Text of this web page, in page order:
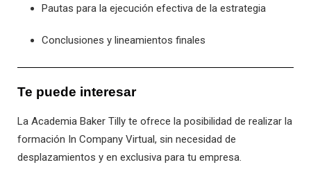
Pautas para la ejecución efectiva de la estrategia
Conclusiones y lineamientos finales
Te puede interesar
La Academia Baker Tilly te ofrece la posibilidad de realizar la
formación In Company Virtual, sin necesidad de
desplazamientos y en exclusiva para tu empresa.